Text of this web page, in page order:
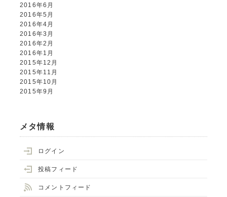
2016年6月
2016年5月
2016年4月
2016年3月
2016年2月
2016年1月
2015年12月
2015年11月
2015年10月
2015年9月
メタ情報
ログイン
投稿フィード
コメントフィード